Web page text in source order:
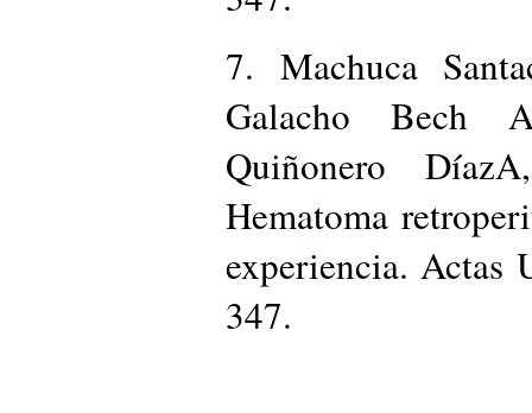
7. Machuca
Galacho Bech
Quiñonero
Hematoma
experiencia. Actas
347.